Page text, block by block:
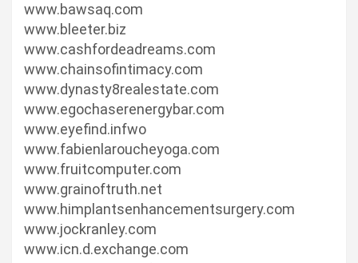
www.bawsaq.com
www.bleeter.biz
www.cashfordeadreams.com
www.chainsofintimacy.com
www.dynasty8realestate.com
www.egochaserenergybar.com
www.eyefind.infwo
www.fabienlaroucheyoga.com
www.fruitcomputer.com
www.grainoftruth.net
www.himplantsenhancementsurgery.com
www.jockranley.com
www.icn.d.exchange.com